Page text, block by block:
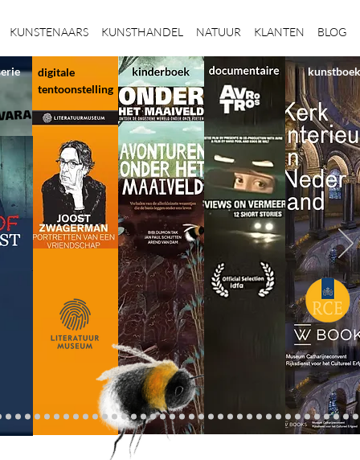
KUNSTENAARS KUNSTHANDEL NATUUR KLANTEN BLOG
digitale
tentoonstelling
kunstboek